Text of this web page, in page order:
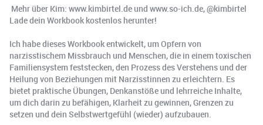
️ Mehr über Kim: www.kimbirtel.de und www.so-ich.de, @kimbirtel
Lade dein Workbook kostenlos herunter!
Ich habe dieses Workbook entwickelt, um Opfern von
narzisstischem Missbrauch und Menschen, die in einem toxischen
Familiensystem feststecken, den Prozess des Verstehens und der
Heilung von Beziehungen mit Narzisstinnen zu erleichtern. Es
bietet praktische Übungen, Denkanstöße und lehrreiche Inhalte,
um dich darin zu befähigen, Klarheit zu gewinnen, Grenzen zu
setzen und dein Selbstwertgefühl (wieder) aufzubauen.